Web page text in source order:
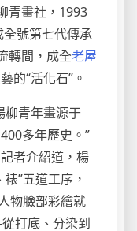
青畫社，1993
號第七代傳承
轉間，成全老屋
的“活化石”。
柳青年畫源于
多年歷史。”
者介紹道，楊
”五道工序，
物臉部彩繪就
打底、分染到